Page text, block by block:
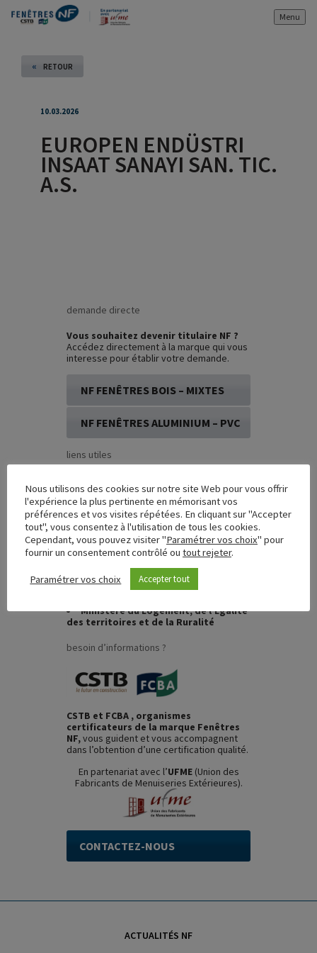
Menu
« RETOUR
10.03.2026
EUROPEN ENDÜSTRI
INSAAT SANAYI SAN. TIC.
A.S.
demande directe
Vous souhaitez devenir titulaire NF ?
Accédez directement à la marque qui vous
interesse pour établir votre demande.
NF FENÊTRES BOIS – MIXTES
NF FENÊTRES ALUMINIUM – PVC
liens utiles
cstb.fr
UFME(Union des Fabricants de
Menuiseries Extérieures)
marque-nf.com
FCBA Formations
CSTB Formations
anah.gouv.fr
Ministère du Logement, de l’Egalité
des territoires et de la Ruralité
besoin d’informations ?
CSTB et FCBA , organismes
certificateurs de la marque Fenêtres
NF,vous guident et vous accompagnent
dans l’obtention d’une certification qualité.
En partenariat avec l’UFME (Union des
Fabricants de Menuiseries Extérieures).
CONTACTEZ-NOUS
ACTUALITÉS NF
Nous utilisons des cookies sur notre site Web pour vous offrir
l'expérience la plus pertinente en mémorisant vos
préférences et vos visites répétées. En cliquant sur "Accepter
tout", vous consentez à l'utilisation de tous les cookies.
Cependant, vous pouvez visiter "Paramétrer vos choix" pour
fournir un consentement contrôlé ou tout rejeter.
Paramétrer vos choix Accepter tout